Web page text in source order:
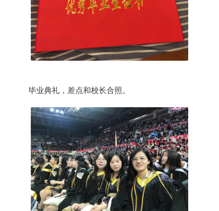
毕业典礼，差点和校长合照。